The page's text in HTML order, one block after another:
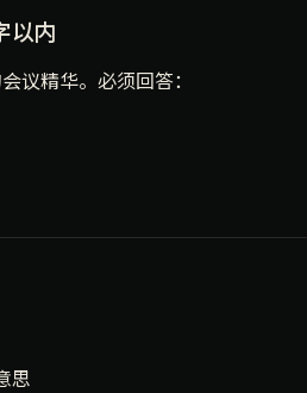
以内
议精华。必须回答：
思